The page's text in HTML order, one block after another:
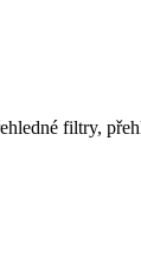
filtry,